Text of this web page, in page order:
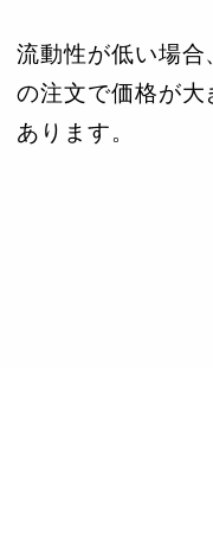
流動性が低い場
の注文で価格が
あります。